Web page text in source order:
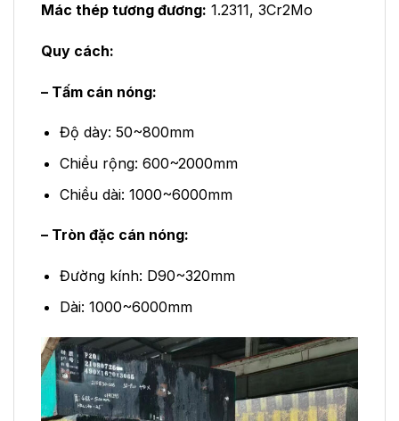
Mác thép tương đương: 1.2311, 3Cr2Mo
Quy cách:
– Tấm cán nóng:
Độ dày: 50~800mm
Chiều rộng: 600~2000mm
Chiều dài: 1000~6000mm
– Tròn đặc cán nóng:
Đường kính: D90~320mm
Dài: 1000~6000mm